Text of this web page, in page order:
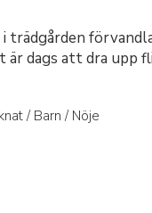
trädgården
dags att dra upp
/ Barn / Nöje